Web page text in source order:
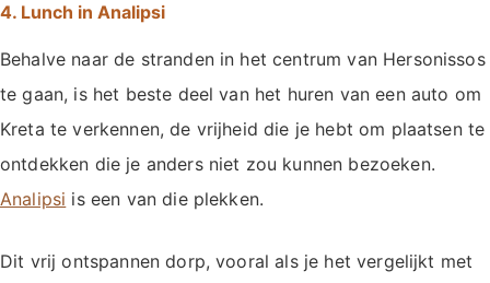
4. Lunch in Analipsi
Behalve naar de stranden in het centrum van Hersonissos
te gaan, is het beste deel van het huren van een auto om
Kreta te verkennen, de vrijheid die je hebt om plaatsen te
ontdekken die je anders niet zou kunnen bezoeken.
Analipsi is een van die plekken.
Dit vrij ontspannen dorp, vooral als je het vergelijkt met